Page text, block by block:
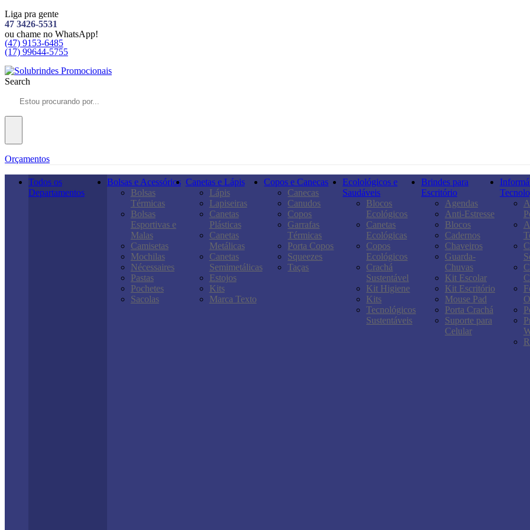
Liga pra gente
47 3426-5531
ou chame no WhatsApp!
(47) 9153-6485
(17) 99644-5755
Search
Orçamentos
Todos os
Departamentos
Bolsas e Acessórios
Bolsas
Térmicas
Bolsas
Esportivas e
Malas
Camisetas
Mochilas
Nécessaires
Pastas
Pochetes
Sacolas
Canetas e Lápis
Lápis
Lapiseiras
Canetas
Plásticas
Canetas
Metálicas
Canetas
Semimetálicas
Estojos
Kits
Marca Texto
Copos e Canecas
Canecas
Canudos
Copos
Garrafas
Térmicas
Porta Copos
Squeezes
Taças
Ecolológicos e
Saudáveis
Blocos
Ecológicos
Canetas
Ecológicas
Copos
Ecológicos
Crachá
Sustentável
Kit Higiene
Kits
Tecnológicos
Sustentáveis
Brindes para
Escritório
Agendas
Anti-Estresse
Blocos
Cadernos
Chaveiros
Guarda-
Chuvas
Kit Escolar
Kit Escritório
Mouse Pad
Porta Crachá
Suporte para
Celular